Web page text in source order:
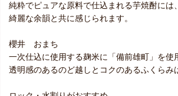
純粋でピュアな原料で仕込まれる芋焼酎に
綺麗な余韻と共に感じられます。
櫻井 おまち
一次仕込に使用する麹米に「備前雄町」を使
透明感のあるのど越しとコクのあるふくらみ